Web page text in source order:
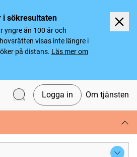
i sökresultaten
yngre än 100 år och
visas inte längre i
på distans. Läs mer om
Logga in Om tjänsten